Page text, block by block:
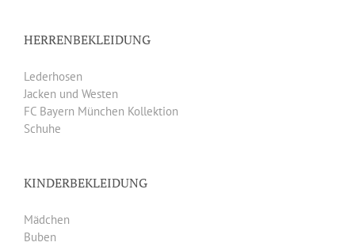
HERRENBEKLEIDUNG
Lederhosen
Jacken und Westen
FC Bayern München Kollektion
Schuhe
KINDERBEKLEIDUNG
Mädchen
Buben